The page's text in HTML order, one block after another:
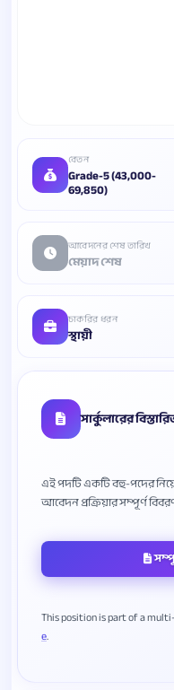
বেতন
Grade-5 (43,000-
69,850)
আবেদনের শেষ তারিখ
মেয়াদ শেষ
চাকরির ধরন
স্থায়ী
সার্কুলারের
এই পদটি একটি বহু-পদের
This position is part of a
e